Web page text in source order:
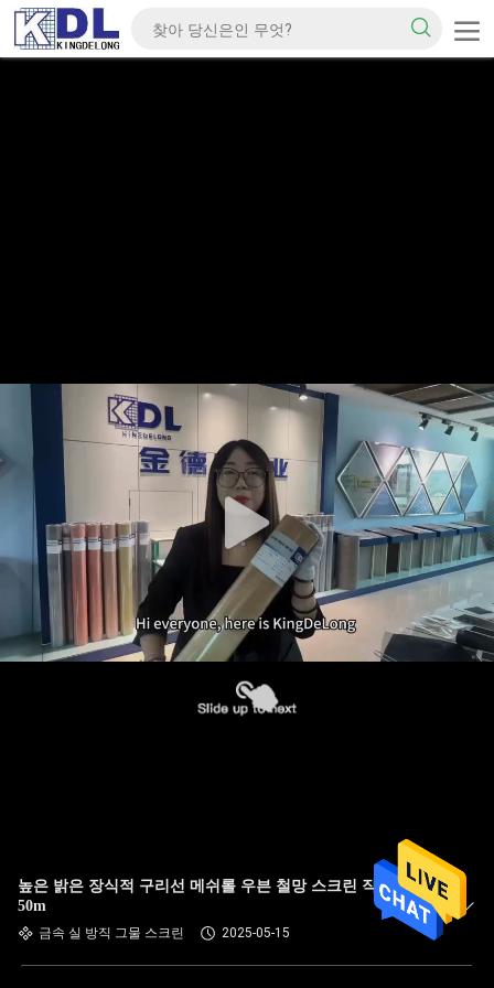
높은 밝은 장식적 구리선 메쉬롤 우븐 철망 스크린 직물 1m-
50m
금속 실 방직 그물 스크린 2025-05-15